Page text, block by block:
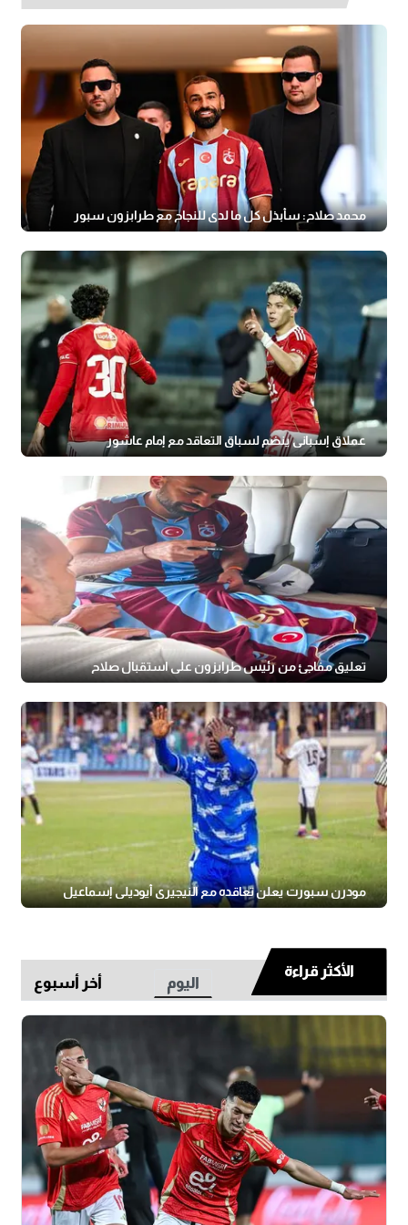
محمد صلاح: سأبذل كل ما لدي للنجاح مع طرابزون سبور
عملاق إسباني ينضم لسباق التعاقد مع إمام عاشور
تعليق مفاجئ من رئيس طرابزون على استقبال صلاح
مودرن سبورت يعلن تعاقده مع النيجيري أيوديلي إسماعيل
الأكثر قراءة
اليوم أخر أسبوع